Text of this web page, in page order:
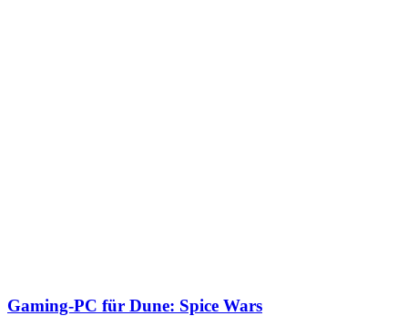
Gaming-PC für Dune: Spice Wars